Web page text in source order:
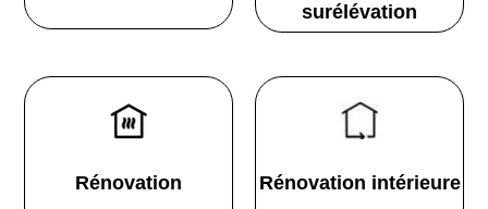
surélévation
Rénovation
Rénovation intérieure